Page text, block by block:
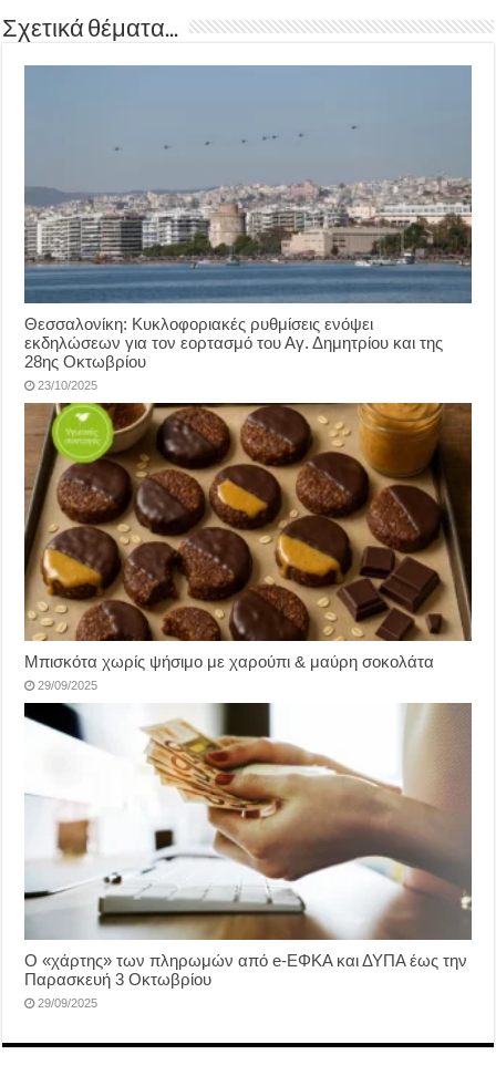
Σχετικά θέματα...
Θεσσαλονίκη: Κυκλοφοριακές ρυθμίσεις ενόψει
εκδηλώσεων για τον εορτασμό του Αγ. Δημητρίου και της
28ης Οκτωβρίου
23/10/2025
Μπισκότα χωρίς ψήσιμο με χαρούπι & μαύρη σοκολάτα
29/09/2025
Ο «χάρτης» των πληρωμών από e-ΕΦΚΑ και ΔΥΠΑ έως την
Παρασκευή 3 Οκτωβρίου
29/09/2025